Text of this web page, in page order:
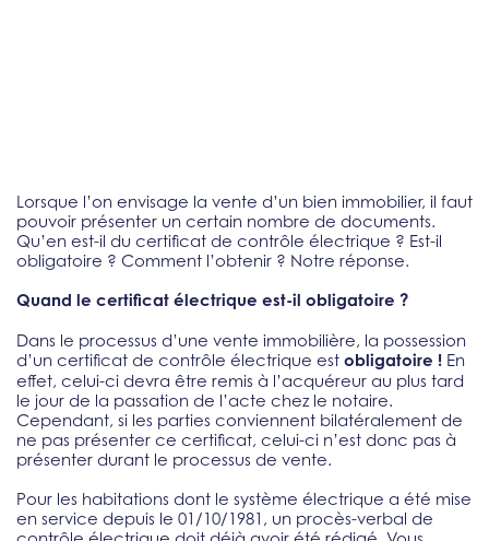
Lorsque l’on envisage la vente d’un bien immobilier, il faut
pouvoir présenter un certain nombre de documents.
Qu’en est-il du certificat de contrôle électrique ? Est-il
obligatoire ? Comment l’obtenir ? Notre réponse.
Quand le certificat électrique est-il obligatoire ?
Dans le processus d’une vente immobilière, la possession
d’un certificat de contrôle électrique est obligatoire ! En
effet, celui-ci devra être remis à l’acquéreur au plus tard
le jour de la passation de l’acte chez le notaire.
Cependant, si les parties conviennent bilatéralement de
ne pas présenter ce certificat, celui-ci n’est donc pas à
présenter durant le processus de vente.
Pour les habitations dont le système électrique a été mise
en service depuis le 01/10/1981, un procès-verbal de